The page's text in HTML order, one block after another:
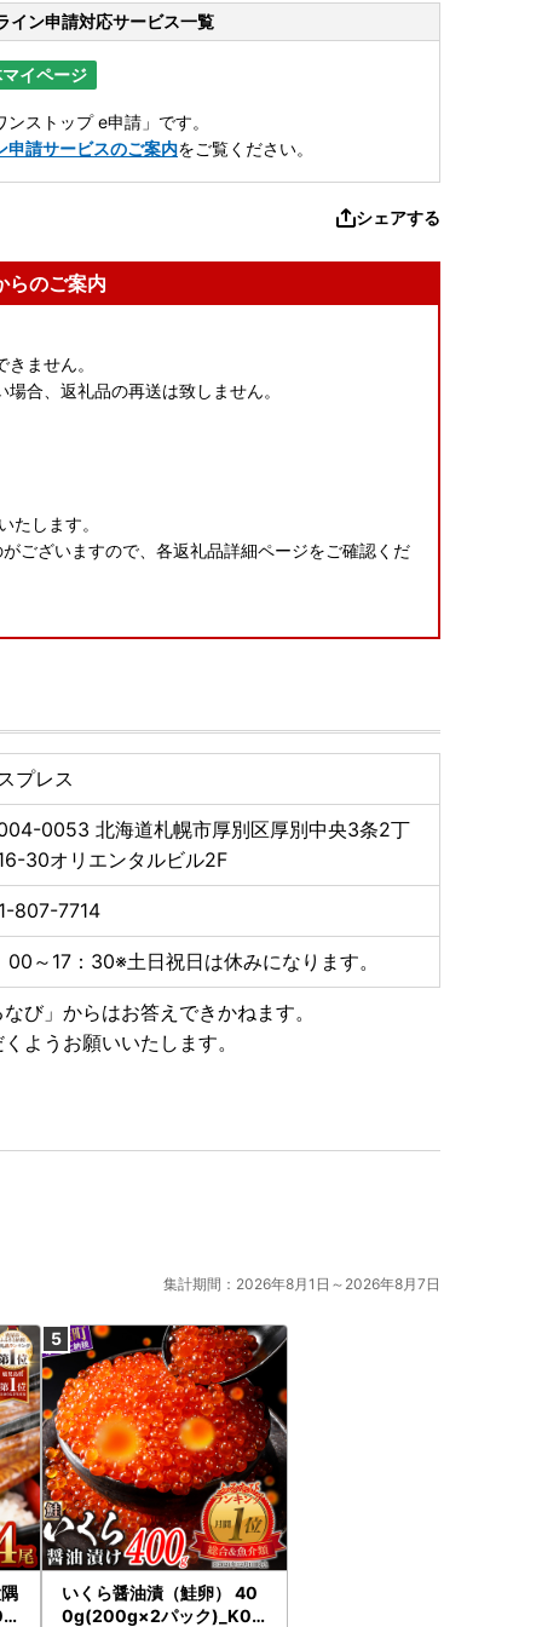
イン申請対応サービス一覧
イページ
ストップ e申請」です。
申請サービスのご案内をご覧ください。
シェアする
らのご案内
ません。
合、返礼品の再送は致しません。
たします。
ございますので、各返礼品詳細ページをご確認くだ
プレス
0053 北海道札幌市厚別区厚別中央3条2丁
30オリエンタルビル2F
807-7714
00～17：30※土日祝日は休みになります。
び」からはお答えできかねます。
ようお願いいたします。
集計期間：2026年8月1日～2026年8月7日
いくら醤油漬（鮭卵） 40
0g(200g×2パック)_K02